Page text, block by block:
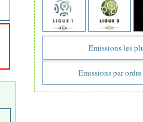
Emissions les
Emissions par